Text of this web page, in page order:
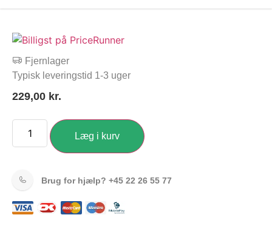
Fjernlager
Typisk leveringstid 1-3 uger
229,00 kr.
Læg i kurv
Brug for hjælp? +45 22 26 55 77